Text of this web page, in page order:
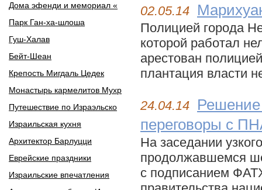
Дома эфенди и мемориал «
Парк Ган-ха-шлоша
Гуш-Халав
Бейт-Шеан
Крепость Мигдаль Цедек
Монастырь кармелитов Мухр
Путешествие по Израэльско
Израильская кухня
Архитектор Барлуцци
Еврейские праздники
Израильские впечатления
02.05.14
Полицией города
которой работал
арестован
плантация власти
24.04.14 Решение
переговоры с
На заседании
продолжавшемся
с подписанием